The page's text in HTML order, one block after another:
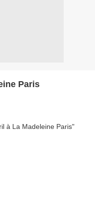
Paris